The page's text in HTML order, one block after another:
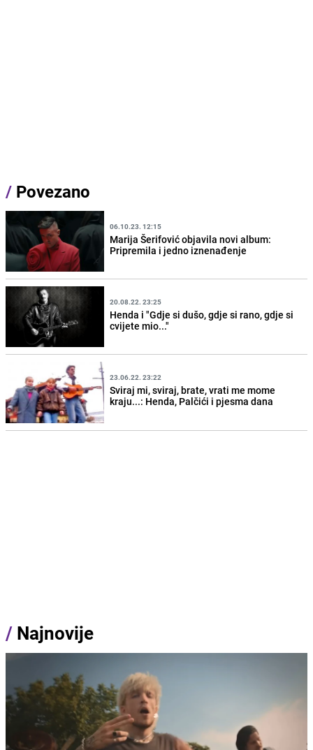
/ Povezano
06.10.23. 12:15
Marija Šerifović objavila novi album:
Pripremila i jedno iznenađenje
20.08.22. 23:25
Henda i "Gdje si dušo, gdje si rano, gdje si
cvijete mio..."
23.06.22. 23:22
Sviraj mi, sviraj, brate, vrati me mome
kraju...: Henda, Palčići i pjesma dana
/ Najnovije